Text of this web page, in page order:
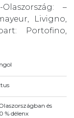
–
Livigno,
Portofino,
és
% délenx